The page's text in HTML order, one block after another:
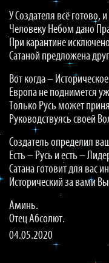
У Создателя всё готово,
Человеку Небом дано
При карантине
Сатаной предложена
Вот когда –
Европа не поднимется
Только Русь может
Руководствуясь своей
Создатель определил
Есть – Русь и есть –
Сатана готовит для вас
Исторический за вами
Аминь.
Отец Абсолют.
04.05.2020